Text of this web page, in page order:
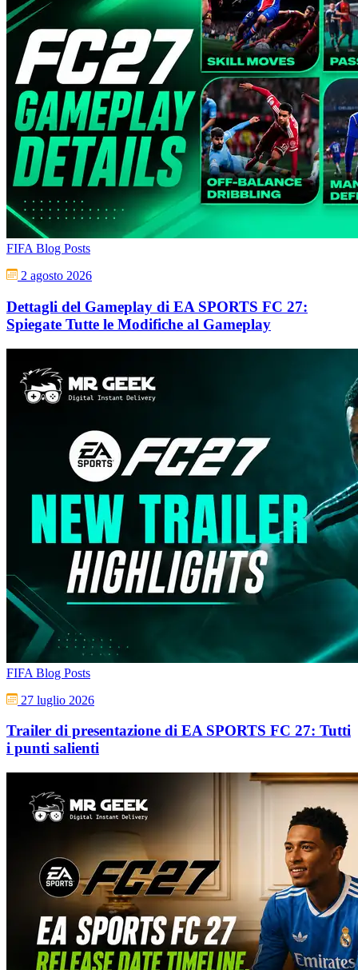
FIFA Blog Posts
2 agosto 2026
Dettagli del Gameplay di EA SPORTS FC 27:
Spiegate Tutte le Modifiche al Gameplay
FIFA Blog Posts
27 luglio 2026
Trailer di presentazione di EA SPORTS FC 27: Tutti
i punti salienti